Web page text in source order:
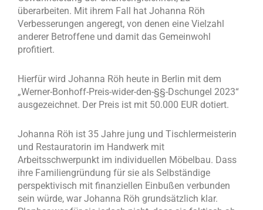
überarbeiten. Mit ihrem Fall hat Johanna Röh
Verbesserungen angeregt, von denen eine Vielzahl
anderer Betroffene und damit das Gemeinwohl
profitiert.
Hierfür wird Johanna Röh heute in Berlin mit dem
„Werner-Bonhoff-Preis-wider-den-§§-Dschungel 2023“
ausgezeichnet. Der Preis ist mit 50.000 EUR dotiert.
Johanna Röh ist 35 Jahre jung und Tischlermeisterin
und Restauratorin im Handwerk mit
Arbeitsschwerpunkt im individuellen Möbelbau. Dass
ihre Familiengründung für sie als Selbständige
perspektivisch mit finanziellen Einbußen verbunden
sein würde, war Johanna Röh grundsätzlich klar.